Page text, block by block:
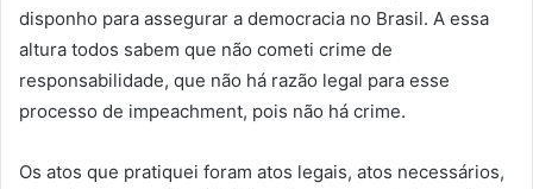
disponho para assegurar a democracia no Brasil. A essa
altura todos sabem que não cometi crime de
responsabilidade, que não há razão legal para esse
processo de impeachment, pois não há crime.
Os atos que pratiquei foram atos legais, atos necessários,